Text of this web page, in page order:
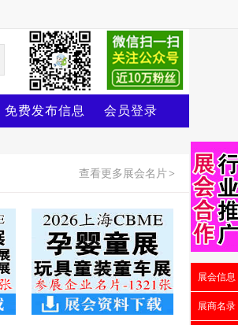
免费发布信息 会员登录
查看更多展会名片>
展会信息
展商名录